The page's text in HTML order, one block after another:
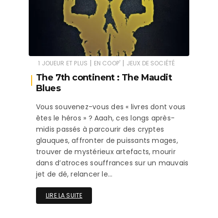
1 JOUEUR ET PLUS | EN COOP' | JEUX DE SOCIÉTÉ
The 7th continent : The Maudit
Blues
Vous souvenez-vous des « livres dont vous
êtes le héros » ? Aaah, ces longs après-
midis passés à parcourir des cryptes
glauques, affronter de puissants mages,
trouver de mystérieux artefacts, mourir
dans d’atroces souffrances sur un mauvais
jet de dé, relancer le…
LIRE LA SUITE